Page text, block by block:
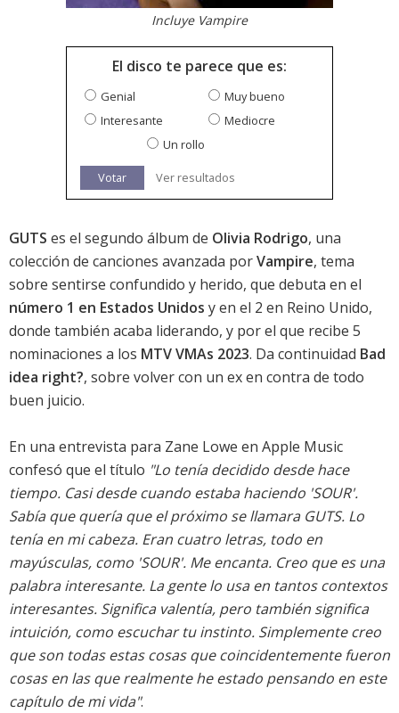
Incluye Vampire
El disco te parece que es:
Genial
Muy bueno
Interesante
Mediocre
Un rollo
Votar Ver resultados
GUTS es el segundo álbum de Olivia Rodrigo, una
colección de canciones avanzada porVampire, tema
sobre sentirse confundido y herido, que debuta en el
número 1 en Estados Unidos y en el 2 en Reino Unido,
donde también acaba liderando, y por el que recibe 5
nominaciones a los MTV VMAs 2023. Da continuidad Bad
idea right?, sobre volver con un ex en contra de todo
buen juicio.
En una entrevista para Zane Lowe en Apple Music
confesó que el título "Lo tenía decidido desde hace
tiempo. Casi desde cuando estaba haciendo 'SOUR'.
Sabía que quería que el próximo se llamara GUTS. Lo
tenía en mi cabeza. Eran cuatro letras, todo en
mayúsculas, como 'SOUR'. Me encanta. Creo que es una
palabra interesante. La gente lo usa en tantos contextos
interesantes. Significa valentía, pero también significa
intuición, como escuchar tu instinto. Simplemente creo
que son todas estas cosas que coincidentemente fueron
cosas en las que realmente he estado pensando en este
capítulo de mi vida".